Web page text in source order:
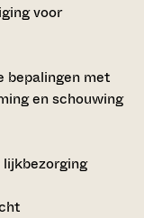
voor
bepalingen met
en schouwing